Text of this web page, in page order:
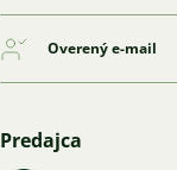
Overený e-mail
Predajca